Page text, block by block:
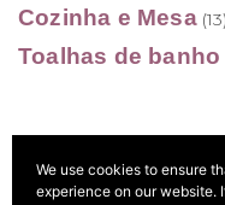
Cozinha e Mesa (13)
Toalhas de banho
Filtrar por preço
We use cookies to ensure
experience on our website.